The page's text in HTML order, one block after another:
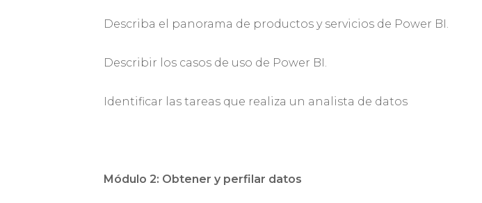
Describa el panorama de productos y servicios de Power BI.
Describir los casos de uso de Power BI.
Identificar las tareas que realiza un analista de datos
Módulo 2: Obtener y perfilar datos